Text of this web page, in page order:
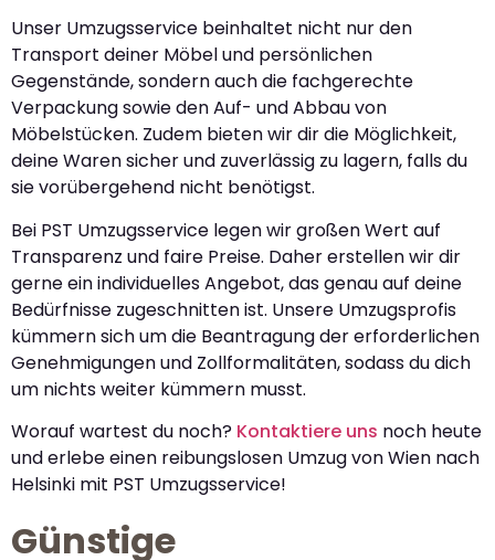
Unser Umzugsservice beinhaltet nicht nur den
Transport deiner Möbel und persönlichen
Gegenstände, sondern auch die fachgerechte
Verpackung sowie den Auf- und Abbau von
Möbelstücken. Zudem bieten wir dir die Möglichkeit,
deine Waren sicher und zuverlässig zu lagern, falls du
sie vorübergehend nicht benötigst.
Bei PST Umzugsservice legen wir großen Wert auf
Transparenz und faire Preise. Daher erstellen wir dir
gerne ein individuelles Angebot, das genau auf deine
Bedürfnisse zugeschnitten ist. Unsere Umzugsprofis
kümmern sich um die Beantragung der erforderlichen
Genehmigungen und Zollformalitäten, sodass du dich
um nichts weiter kümmern musst.
Worauf wartest du noch? Kontaktiere uns noch heute
und erlebe einen reibungslosen Umzug von Wien nach
Helsinki mit PST Umzugsservice!
Günstige